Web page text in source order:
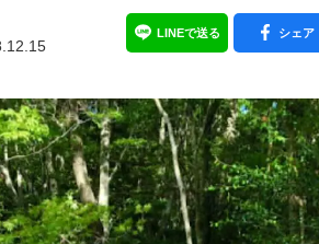
LINEで送る シェア